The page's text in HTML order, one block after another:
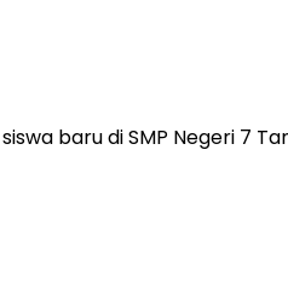
siswa baru di SMP Negeri